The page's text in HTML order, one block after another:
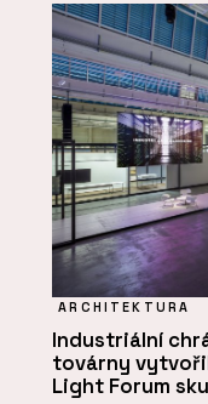
ARCHITEKTURA
Industriální
továrny
Light Forum